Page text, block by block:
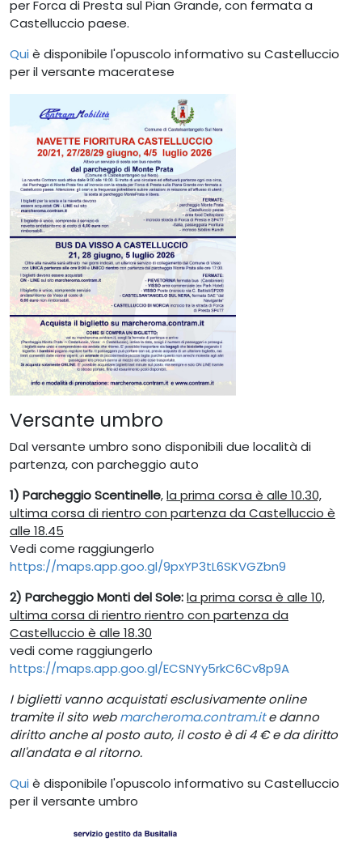
per Forca di Presta sul Pian Grande, con fermata a
Castelluccio paese.
Qui è disponibile l'opuscolo informativo su Castelluccio
per il versante maceratese
Versante umbro
Dal versante umbro sono disponibili due località di
partenza, con parcheggio auto
1) Parcheggio Scentinelle,la prima corsa è alle 10.30,
ultima corsa di rientro con partenza da Castelluccio è
alle 18.45
Vedi come raggiungerlo
https://maps.app.goo.gl/9pxYP3tL6SKVGZbn9
2) Parcheggio Monti del Sole:la prima corsa è alle 10,
ultima corsa di rientro rientro con partenza da
Castelluccio è alle 18.30
vedi come raggiungerlo
https://maps.app.goo.gl/ECSNYy5rkC6Cv8p9A
I biglietti vanno acquistati esclusivamente online
tramite il sito webmarcheroma.contram.ite danno
diritto anche al posto auto, il costo è di 4 € e da diritto
all'andata e al ritorno.
Qui è disponibile l'opuscolo informativo su Castelluccio
per il versante umbro